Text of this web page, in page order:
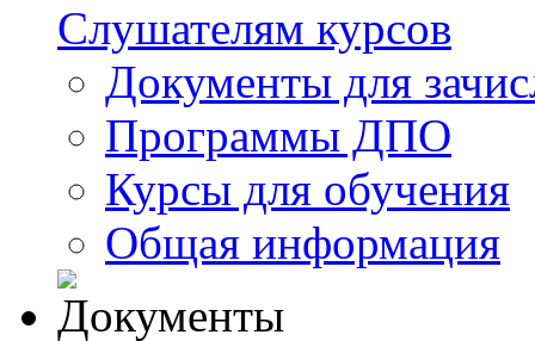
Слушателям курсов
Документы для
Программы ДПО
Курсы для обучения
Общая информация